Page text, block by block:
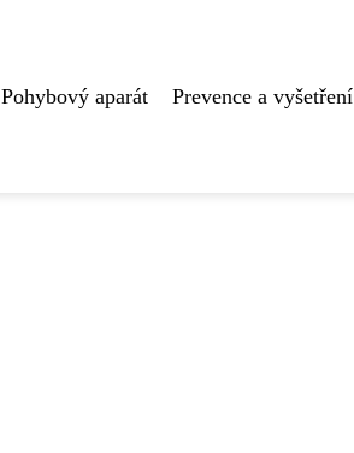
Pohybový aparát Prevence a vyšetření